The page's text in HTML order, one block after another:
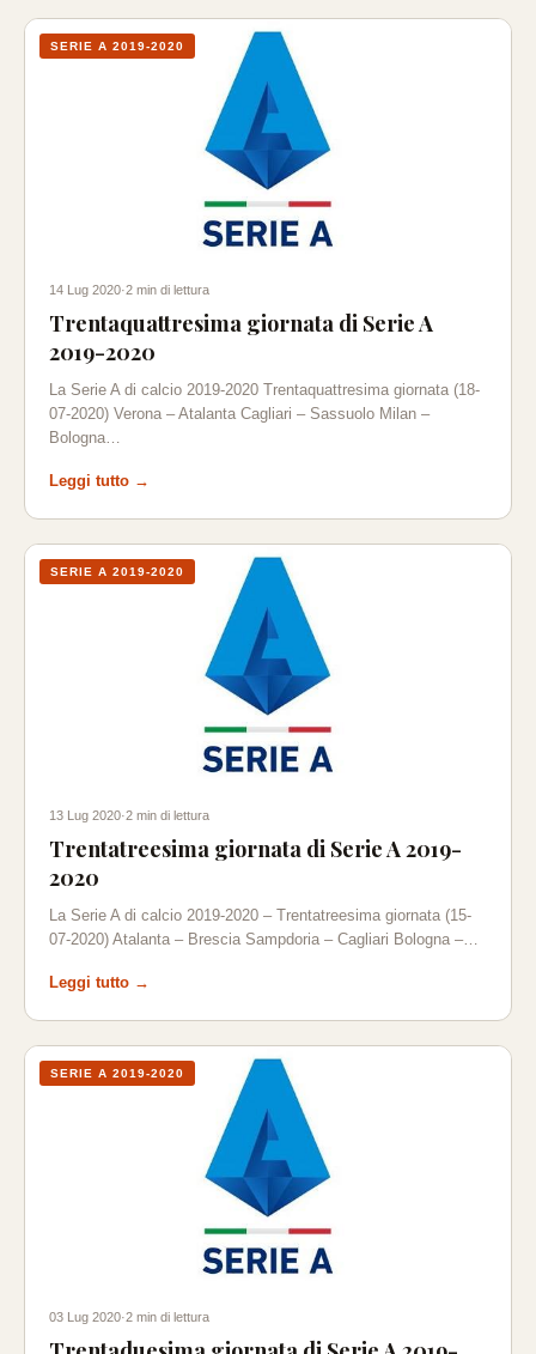
SERIE A 2019-2020
14 Lug 2020·2 min di lettura
Trentaquattresima giornata di Serie A
2019-2020
La Serie A di calcio 2019-2020 Trentaquattresima giornata (18-
07-2020) Verona – Atalanta Cagliari – Sassuolo Milan –
Bologna…
Leggi tutto →
SERIE A 2019-2020
13 Lug 2020·2 min di lettura
Trentatreesima giornata di Serie A 2019-
2020
La Serie A di calcio 2019-2020 – Trentatreesima giornata (15-
07-2020) Atalanta – Brescia Sampdoria – Cagliari Bologna –…
Leggi tutto →
SERIE A 2019-2020
03 Lug 2020·2 min di lettura